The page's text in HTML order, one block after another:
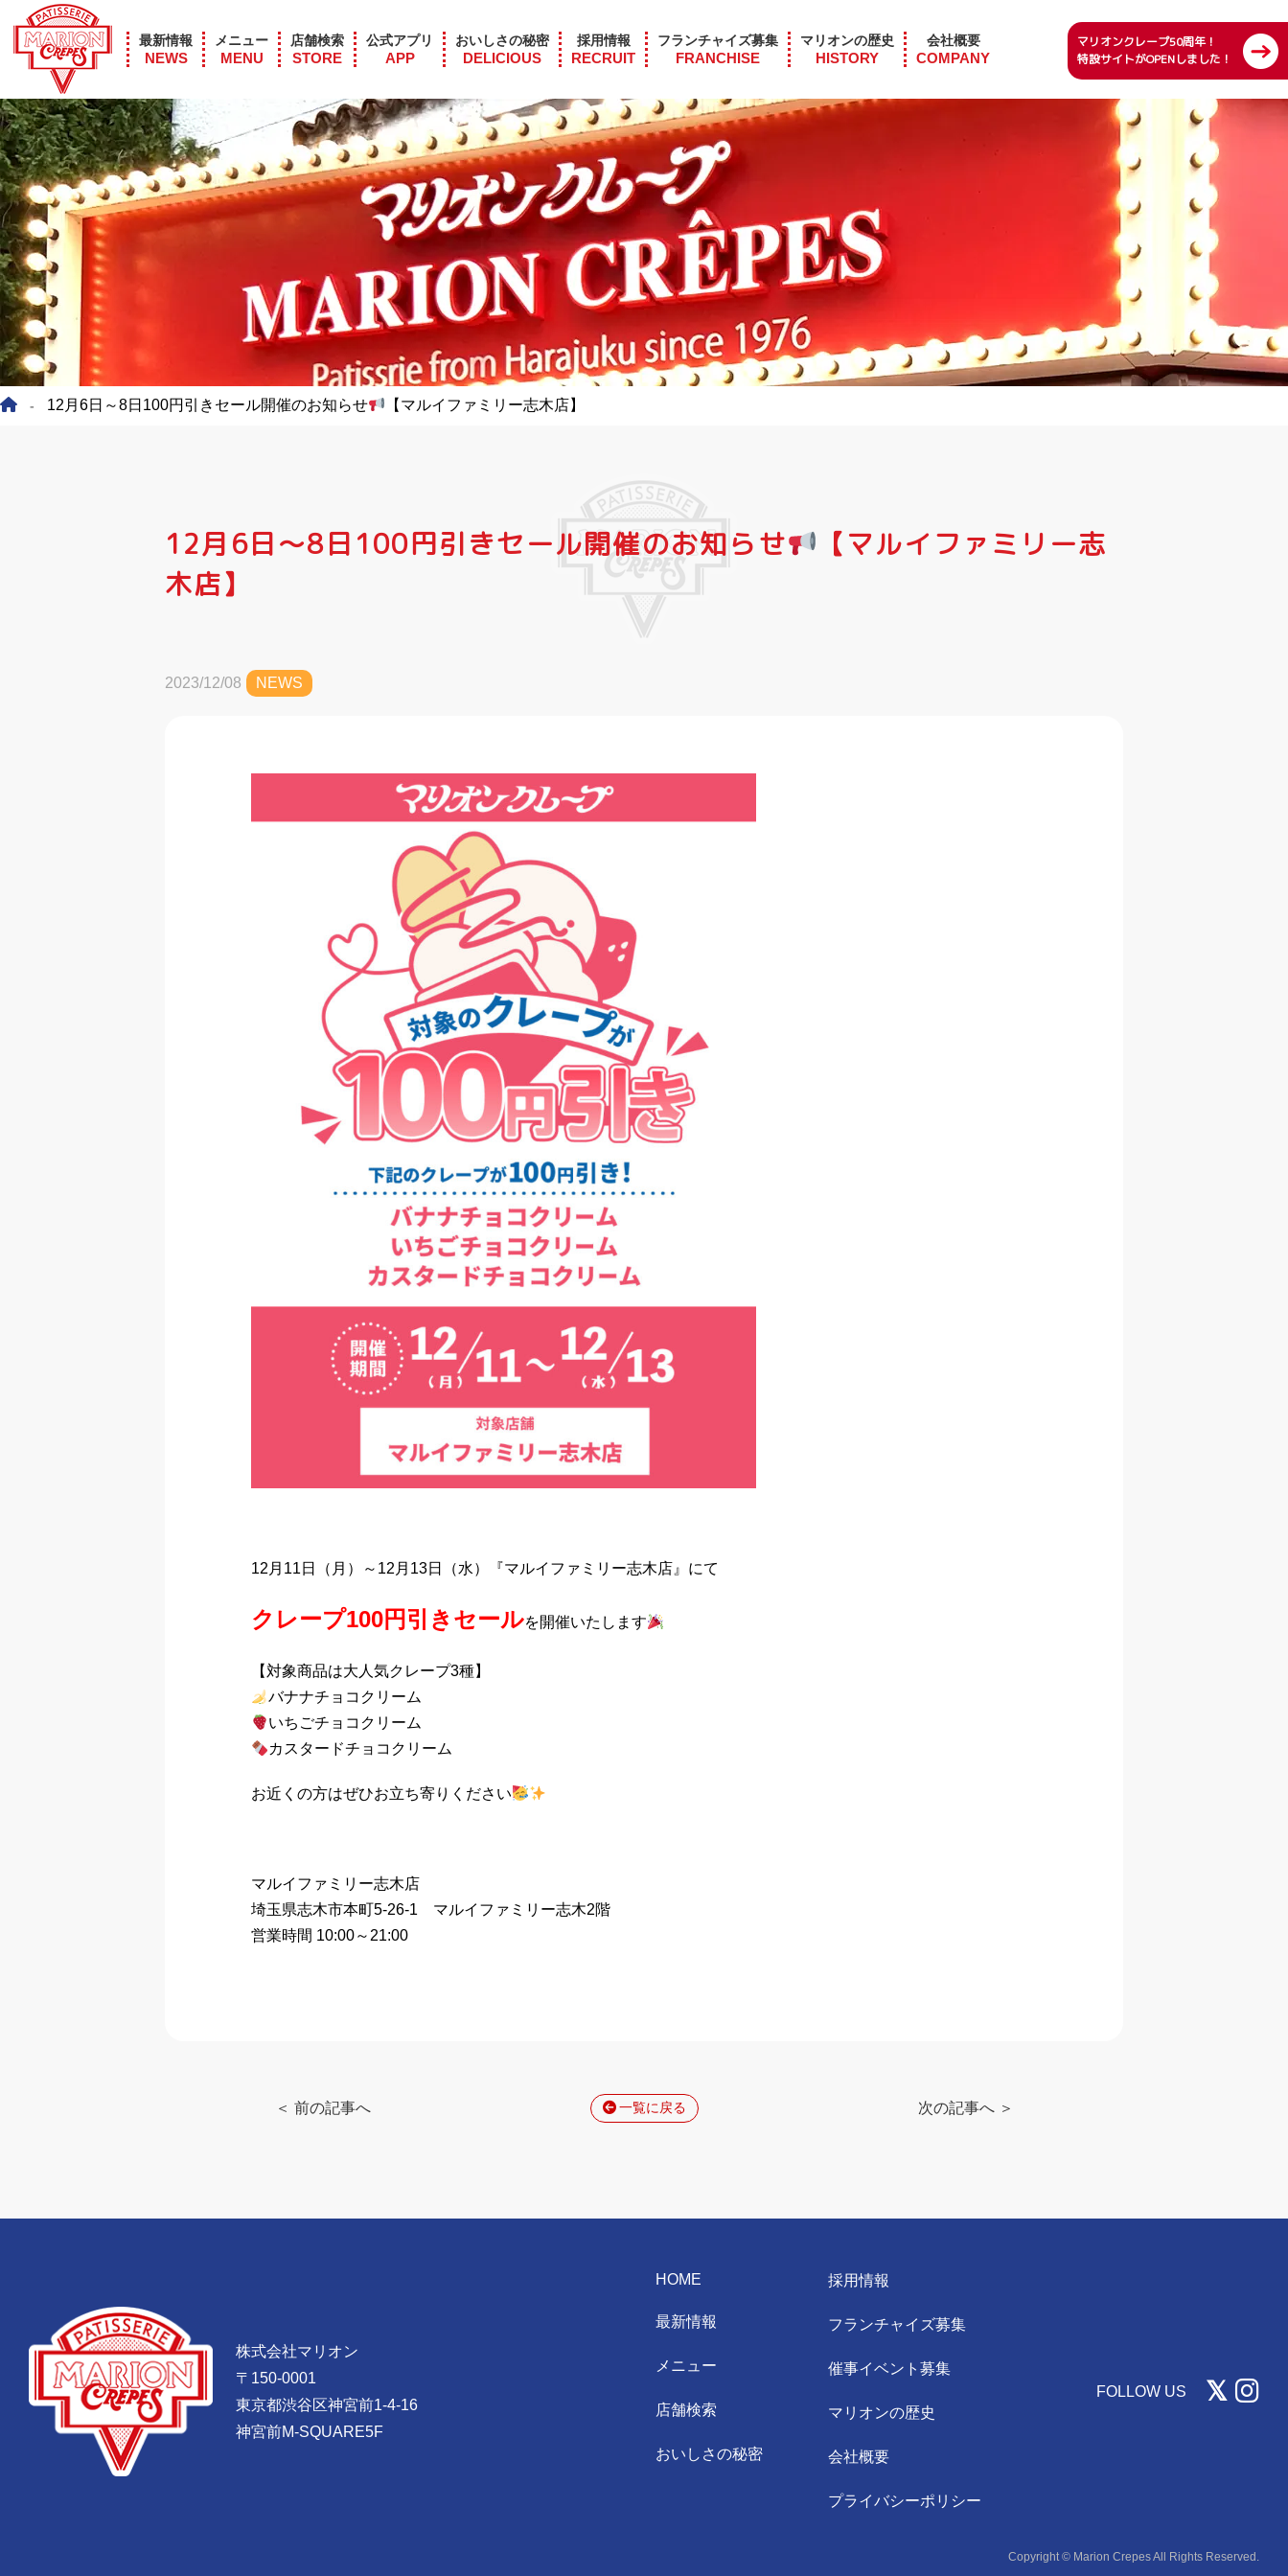
マリオンクレープ50周年！
特設サイトがOPENしました！
最新情報
NEWS
メニュー
MENU
店舗検索
STORE
公式アプリ
APP
おいしさの秘密
DELICIOUS
採用情報
RECRUIT
フランチャイズ募集
FRANCHISE
マリオンの歴史
HISTORY
会社概要
COMPANY
- 12月6日～8日100円引きセール開催のお知らせ 【マルイファミリー志木店】
12月6日～8日100円引きセール開催のお知らせ
【マルイファミリー志
木店】
2023/12/08 NEWS
12月11日（月）～12月13日（水）『マルイファミリー志木店』にて
クレープ100円引きセールを開催いたします
【対象商品は大人気クレープ3種】
バナナチョコクリーム
いちごチョコクリーム
カスタードチョコクリーム
お近くの方はぜひお立ち寄りください
マルイファミリー志木店
埼玉県志木市本町5-26-1 マルイファミリー志木2階
営業時間 10:00～21:00
＜ 前の記事へ 一覧に戻る 次の記事へ ＞
株式会社マリオン
〒150-0001
東京都渋谷区神宮前1-4-16
神宮前M-SQUARE5F
HOME
最新情報
メニュー
店舗検索
おいしさの秘密
採用情報
フランチャイズ募集
催事イベント募集
マリオンの歴史
会社概要
プライバシーポリシー
FOLLOW US
Copyright © Marion Crepes All Rights Reserved.